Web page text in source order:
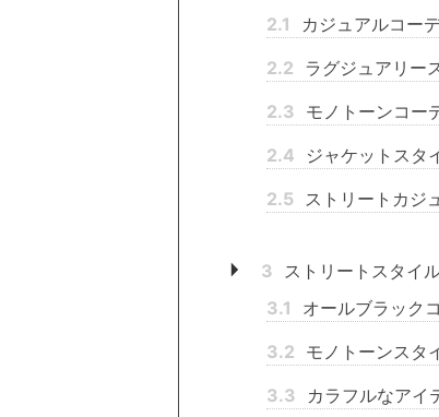
2.1
カジュアルコー
2.2 ラグジュアリー
2.3 モノトーンコー
2.4
ジャケットスタ
2.5 ストリートカジ
3 ストリートスタイ
3.1
オールブラック
3.2 モノトーンスタ
3.3
カラフルなアイ